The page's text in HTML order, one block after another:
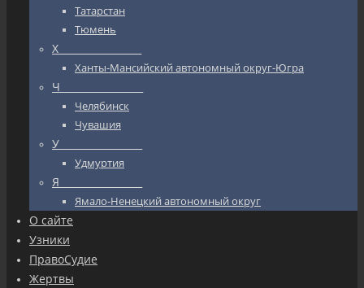
Татарстан
Тюмень
Х_________________
Ханты-Мансийский автономный округ-Югра
Ч_________________
Челябинск
Чувашия
У_________________
Удмуртия
Я_________________
Ямало-Ненецкий автономный округ
О сайте
Узники
ПравоСудие
Жертвы